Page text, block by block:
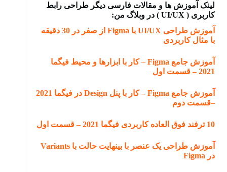
لینک آموزش ها و مقالات فارسی دیگر طراحی رابط
کاربری ( UI/UX ) در وبلاگ من:
آموزش طراحی UI/UX با Figma از صفر در 30 دقیقه
با مثال کاربردی
آموزش جامع Figma – کار با ابزارها و محیط فیگما
2021 – قسمت اول
آموزش جامع Figma – کار با پنل Design در فیگما 2021
–قسمت دوم
10 ترفند فوق العاده کاربردی فیگما 2021 – قسمت اول
آموزش طراحی یک عنصر با بینهایت حالت با Variants
در Figma